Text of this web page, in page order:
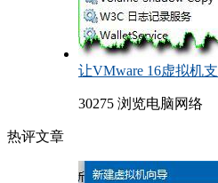
让VMware 16虚拟机支
30275 浏览电脑网络
热评文章